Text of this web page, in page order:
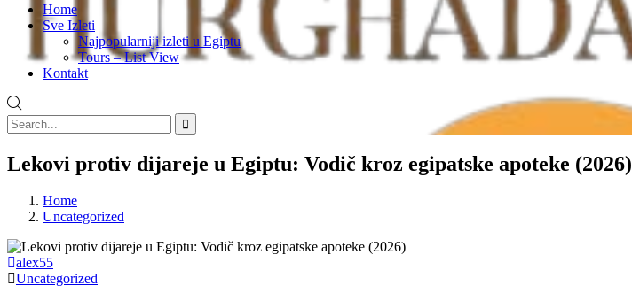
Home
Sve Izleti
Najpopularniji izleti u Egiptu
Tours – List View
Kontakt
Lekovi protiv dijareje u Egiptu: Vodič kroz egipatske apoteke (2026)
Home
Uncategorized
alex55
Uncategorized